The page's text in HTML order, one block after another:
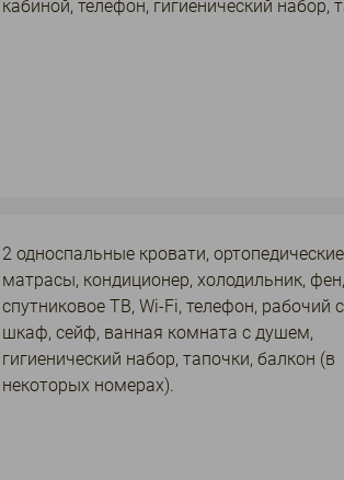
кабиной, телефон, гигиенический набор,
2 односпальные кровати, ортопедические
матрасы, кондиционер, холодильник, фен,
спутниковое ТВ, Wi-Fi, телефон, рабочий
шкаф, сейф, ванная комната с душем,
гигиенический набор, тапочки, балкон (в
некоторых номерах).